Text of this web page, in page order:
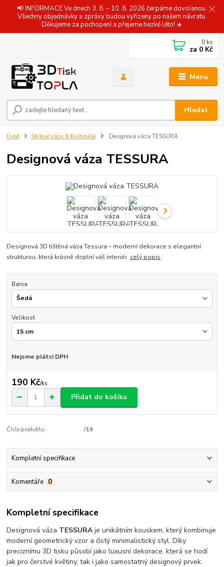
📢 INFORMACE Ve dnech 3. 8. – 10. 8. 2026 čerpáme dovolenou.
Všechny objednávky a zprávy budou vyřízeny po našem návratu.
Děkujeme za pochopení a přejeme hezké léto! ☀️
Menu
Hledat
0 ks
za 0 Kč
Úvod Stylové vázy & Květináče Designová váza TESSURA
Designová váza TESSURA
Designová 3D tištěná váza Tessura – moderní dekorace s elegantní
strukturou, která krásně doplní váš interiér. celý popis
Barva
Velikost
Nejsme plátci DPH
190 Kč/ks
Přidat do košíku
Číslo produktu: /19
Kompletní specifikace
Komentáře 0
Kompletní specifikace
Designová váza TESSURAje unikátním kouskem, který kombinuje
moderní geometrický vzor a čistý minimalistický styl. Díky
preciznímu 3D tisku působí jako luxusní dekorace, která se hodí
jak pro čerstvé květiny, tak i jako samostatný designový prvek.